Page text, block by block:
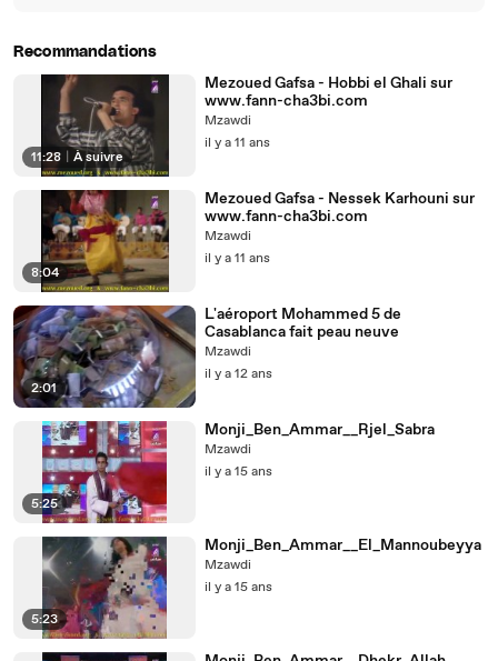
Recommandations
11:28 À suivre
Mezoued Gafsa - Hobbi el Ghali sur
www.fann-cha3bi.com
Mzawdi
il y a 11 ans
8:04
Mezoued Gafsa - Nessek Karhouni sur
www.fann-cha3bi.com
Mzawdi
il y a 11 ans
2:01
L'aéroport Mohammed 5 de
Casablanca fait peau neuve
Mzawdi
il y a 12 ans
5:25
Monji_Ben_Ammar__Rjel_Sabra
Mzawdi
il y a 15 ans
5:23
Monji_Ben_Ammar__El_Mannoubeyya
Mzawdi
il y a 15 ans